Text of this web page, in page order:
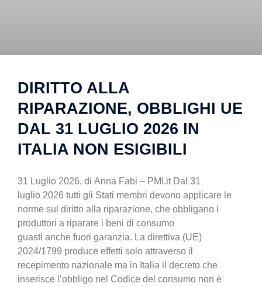
DIRITTO ALLA
RIPARAZIONE, OBBLIGHI UE
DAL 31 LUGLIO 2026 IN
ITALIA NON ESIGIBILI
31 Luglio 2026, di Anna Fabi – PMI.it Dal 31
luglio 2026 tutti gli Stati membri devono applicare le
norme sul diritto alla riparazione, che obbligano i
produttori a riparare i beni di consumo
guasti anche fuori garanzia. La direttiva (UE)
2024/1799 produce effetti solo attraverso il
recepimento nazionale ma in Italia il decreto che
inserisce l’obbligo nel Codice del consumo non è